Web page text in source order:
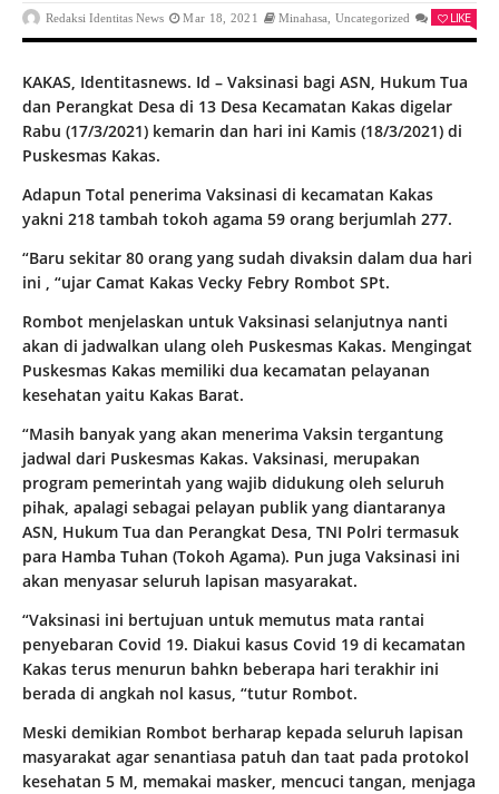
Redaksi Identitas News Mar 18, 2021 Minahasa Uncategorized LIKE
KAKAS, Identitasnews. Id – Vaksinasi bagi ASN, Hukum Tua
dan Perangkat Desa di 13 Desa Kecamatan Kakas digelar
Rabu (17/3/2021) kemarin dan hari ini Kamis (18/3/2021) di
Puskesmas Kakas.
Adapun Total penerima Vaksinasi di kecamatan Kakas
yakni 218 tambah tokoh agama 59 orang berjumlah 277.
“Baru sekitar 80 orang yang sudah divaksin dalam dua hari
ini , “ujar Camat Kakas Vecky Febry Rombot SPt.
Rombot menjelaskan untuk Vaksinasi selanjutnya nanti
akan di jadwalkan ulang oleh Puskesmas Kakas. Mengingat
Puskesmas Kakas memiliki dua kecamatan pelayanan
kesehatan yaitu Kakas Barat.
“Masih banyak yang akan menerima Vaksin tergantung
jadwal dari Puskesmas Kakas. Vaksinasi, merupakan
program pemerintah yang wajib didukung oleh seluruh
pihak, apalagi sebagai pelayan publik yang diantaranya
ASN, Hukum Tua dan Perangkat Desa, TNI Polri termasuk
para Hamba Tuhan (Tokoh Agama). Pun juga Vaksinasi ini
akan menyasar seluruh lapisan masyarakat.
“Vaksinasi ini bertujuan untuk memutus mata rantai
penyebaran Covid 19. Diakui kasus Covid 19 di kecamatan
Kakas terus menurun bahkn beberapa hari terakhir ini
berada di angkah nol kasus, “tutur Rombot.
Meski demikian Rombot berharap kepada seluruh lapisan
masyarakat agar senantiasa patuh dan taat pada protokol
kesehatan 5 M, memakai masker, mencuci tangan, menjaga